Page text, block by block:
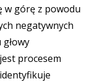
w górę z powodu
negatywnych
procesem